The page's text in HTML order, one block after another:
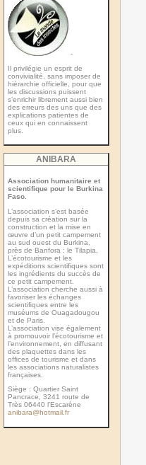
-
Il privilégie un esprit de
convivialité, sans imposer de
hiérarchie officielle, pour que
les discussions puissent
s’enrichir librement aussi bien
des erreurs des uns que des
explications patientes de
ceux qui en connaissent
plus.
ANIBARA
Association humanitaire et
scientifique pour le Burkina
Faso.
L’association s’est basée
depuis sa création sur la
construction et la mise en
œuvre d’un petit campement
au sud ouest du Burkina,
près de Banfora : le Tilapia.
L’écotourisme et les
expéditions scientiﬁques sont
les ingrédients du succès de
ce petit campement.
L’association cherche aussi à
favoriser les échanges
scientiﬁques entre les
muséums de Ouagadougou
et de Paris.
L’association vise également
à promouvoir l’écotourisme et
l’environnement, en diffusant
des plaquettes dans les
ofﬁces de tourisme et dans
les associations naturalistes
françaises.
Siège : Quartier Saint
Pancrace, 3241 route de
Très 06440 l’Escarène
anibara@hotmail.fr